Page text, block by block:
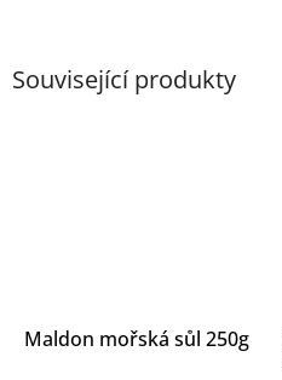
Související produkty
Maldon mořská sůl 250g